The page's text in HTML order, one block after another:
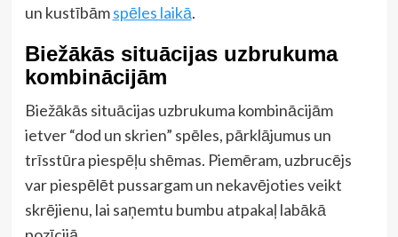
un kustībāmspēles laikā.
Biežākās situācijas uzbrukuma
kombinācijām
Biežākās situācijas uzbrukuma kombinācijām
ietver “dod un skrien” spēles, pārklājumus un
trīsstūra piespēļu shēmas. Piemēram, uzbrucējs
var piespēlēt pussargam un nekavējoties veikt
skrējienu, lai saņemtu bumbu atpakaļ labākā